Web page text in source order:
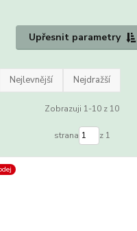
Upřesnit parametry
Nejlevnější Nejdražší
Zobrazuji 1-10 z 10
strana z 1